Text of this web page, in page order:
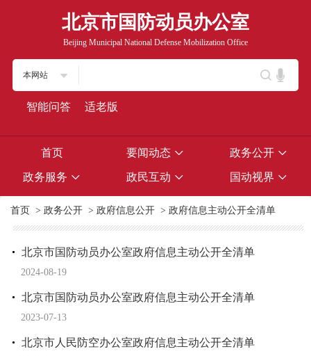
北京市国防动员办公室
Beijing Municipal National Defense Mobilization Office
本网站
智能问答 适老版
首页 要闻动态 政务公开
政务服务 政民互动 国动视界
首页 > 政务公开 > 政府信息公开 > 政府信息主动公开全清单
北京市国防动员办公室政府信息主动公开全清单
2024-08-19
北京市国防动员办公室政府信息主动公开全清单
2023-07-13
北京市人民防空办公室政府信息主动公开全清单